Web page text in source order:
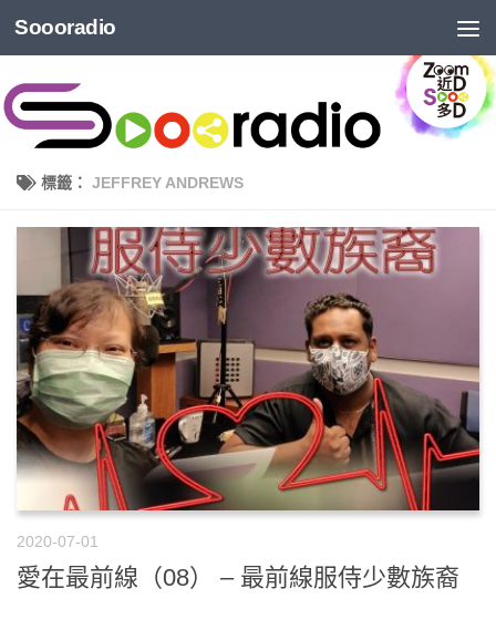
Soooradio
標籤： JEFFREY ANDREWS
2020-07-01
愛在最前線（08） – 最前線服侍少數族裔